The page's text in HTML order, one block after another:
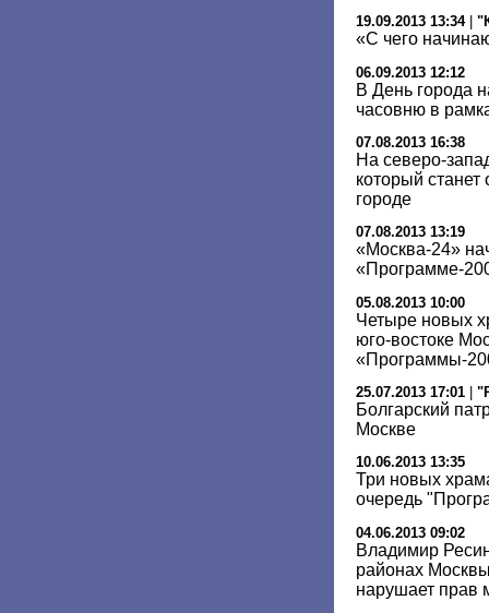
19.09.2013 13:34|
«С чего
06.09.2013 12:12
В День города
часовню в
07.08.2013 16:38
На северо-
который
городе
07.08.2013 13:19
«Москва-24»
«Программе-
05.08.2013 10:00
Четыре новых
юго-востоке
«Программы-
25.07.2013 17:01
Болгарский
Москве
10.06.2013 13:35
Три новых
очередь
04.06.2013 09:02
Владимир
районах
нарушает прав